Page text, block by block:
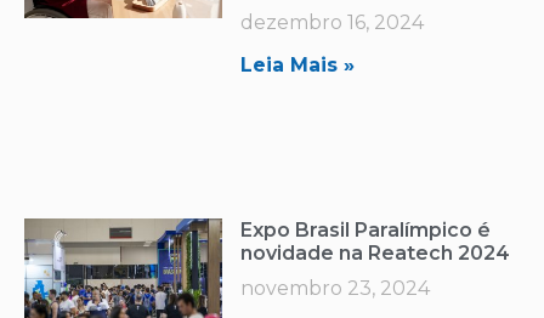
dezembro 16, 2024
Leia Mais »
Expo Brasil Paralímpico é
novidade na Reatech 2024
novembro 23, 2024